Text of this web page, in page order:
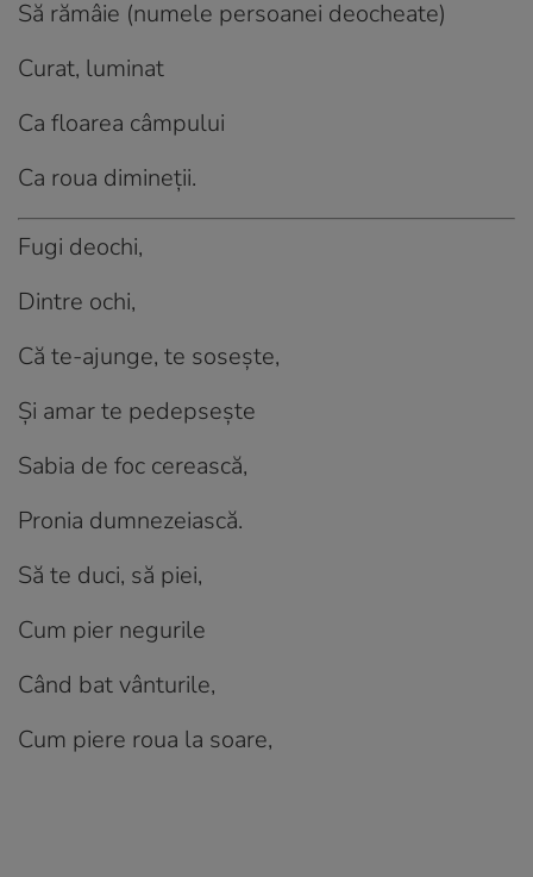
Să rămâie (numele persoanei deocheate)
Curat, luminat
Ca floarea câmpului
Ca roua dimineții.
Fugi deochi,
Dintre ochi,
Că te-ajunge, te sosește,
Și amar te pedepsește
Sabia de foc cerească,
Pronia dumnezeiască.
Să te duci, să piei,
Cum pier negurile
Când bat vânturile,
Cum piere roua la soare,